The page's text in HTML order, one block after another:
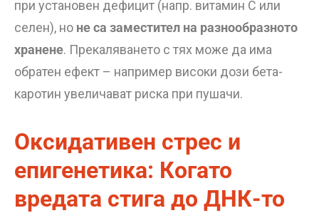
при установен дефицит (напр. витамин C или
селен), но не са заместител на разнообразното
хранене. Прекаляването с тях може да има
обратен ефект – например високи дози бета-
каротин увеличават риска при пушачи.
Оксидативен стрес и
епигенетика: Когато
вредата стига до ДНК-то